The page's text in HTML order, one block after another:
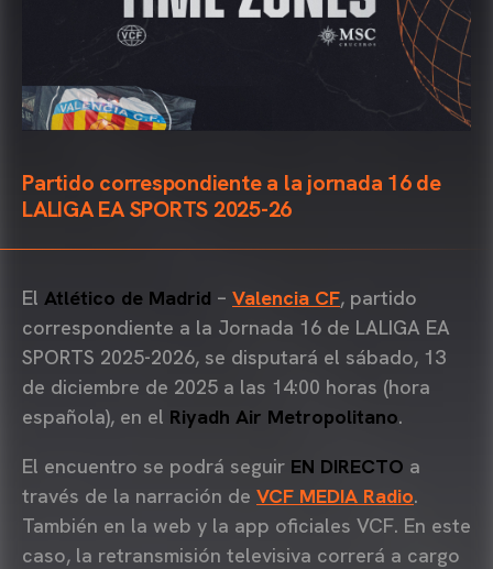
Partido correspondiente a la jornada 16 de
LALIGA EA SPORTS 2025-26
El Atlético de Madrid – Valencia CF, partido
correspondiente a la Jornada 16 de LALIGA EA
SPORTS 2025-2026, se disputará el sábado, 13
de diciembre de 2025 a las 14:00 horas (hora
española), en el Riyadh Air Metropolitano.
El encuentro se podrá seguir EN DIRECTO a
través de la narración de VCF MEDIA Radio.
También en la web y la app oficiales VCF. En este
caso, la retransmisión televisiva correrá a cargo